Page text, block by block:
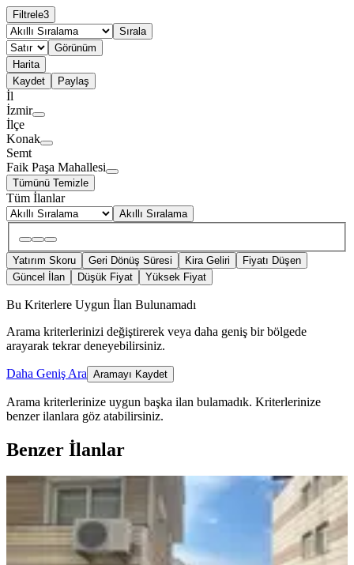
Filtrele3
Sırala
Görünüm
Harita
Kaydet
Paylaş
İl
İzmir
İlçe
Konak
Semt
Faik Paşa Mahallesi
Tümünü Temizle
Tüm İlanlar
Akıllı Sıralama
Yatırım Skoru Geri Dönüş Süresi Kira Geliri
Fiyatı Düşen
Güncel İlan
Düşük Fiyat Yüksek Fiyat
Bu Kriterlere Uygun İlan Bulunamadı
Arama kriterlerinizi değiştirerek veya daha geniş bir bölgede
arayarak tekrar deneyebilirsiniz.
Daha Geniş Ara Aramayı Kaydet
Arama kriterlerinize uygun başka ilan bulamadık. Kriterlerinize
benzer ilanlara göz atabilirsiniz.
Benzer İlanlar
YENİ
Konak Kılıçreis Fırsat Daire
Konak, Kılıç Reis Mahallesi
2+1·115 m²·Yüksek giriş 06.08.2026